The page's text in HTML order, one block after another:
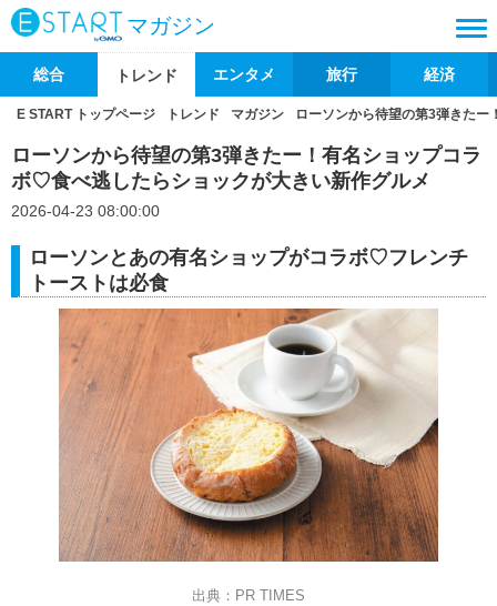
マガジン
総合 トレンド エンタメ 旅行 経済
E START トップページ トレンド マガジン ローソンから待望の第3弾きた
ローソンから待望の第3弾きたー！有名ショップコラ
ボ♡食べ逃したらショックが大きい新作グルメ
2026-04-23 08:00:00
ローソンとあの有名ショップがコラボ♡フレンチ
トーストは必食
出典：PR TIMES